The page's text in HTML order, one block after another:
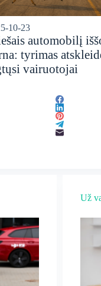
10-23
automobilį
tyrimas
vairuotojai
Už